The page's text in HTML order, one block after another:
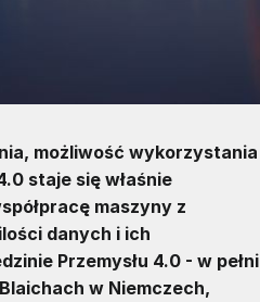
możliwość wykorzystania
staje się właśnie
maszyny z
danych i ich
Przemysłu 4.0 - w pełni
w Niemczech,